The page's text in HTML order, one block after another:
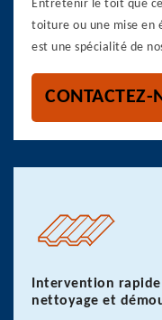
Entretenir le toit que
toiture ou une mise en
est une spécialité de
CONTACTEZ-
Intervention
nettoyage et